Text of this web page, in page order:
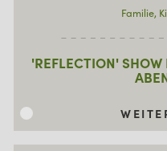
WINTER
Familie
'REFLECTION' SHOW